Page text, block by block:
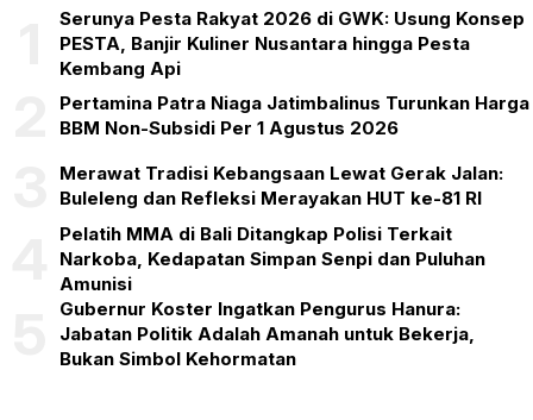
Serunya Pesta Rakyat 2026 di GWK: Usung Konsep
PESTA, Banjir Kuliner Nusantara hingga Pesta
Kembang Api
Pertamina Patra Niaga Jatimbalinus Turunkan Harga
BBM Non-Subsidi Per 1 Agustus 2026
Merawat Tradisi Kebangsaan Lewat Gerak Jalan:
Buleleng dan Refleksi Merayakan HUT ke-81 RI
Pelatih MMA di Bali Ditangkap Polisi Terkait
Narkoba, Kedapatan Simpan Senpi dan Puluhan
Amunisi
Gubernur Koster Ingatkan Pengurus Hanura:
Jabatan Politik Adalah Amanah untuk Bekerja,
Bukan Simbol Kehormatan